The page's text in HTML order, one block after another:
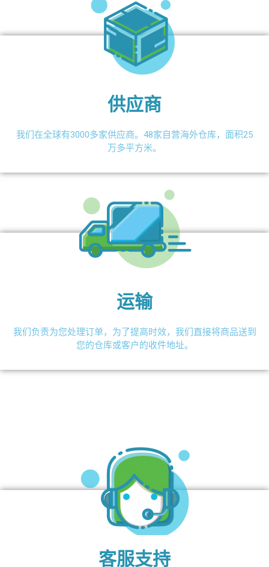
供应商
我们在全球有3000多家供应商。48家自营海外仓库，面积25
万多平方米。
运输
我们负责为您处理订单，为了提高时效，我们直接将商品送到
您的仓库或客户的收件地址。
客服支持